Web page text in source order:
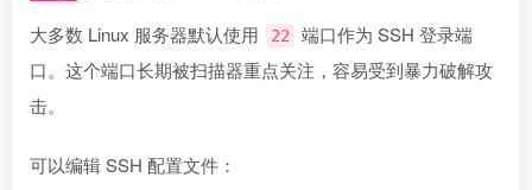
大多数 Linux 服务器默认使用 22
端口作为 SSH 登录端
口。这个端口长期被扫描器重点关注，容易受到暴力破解攻
击。
可以编辑 SSH 配置文件：